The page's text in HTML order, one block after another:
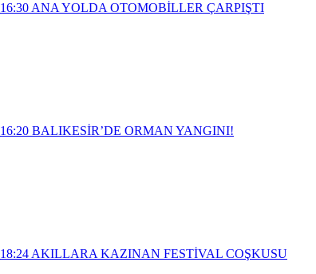
16:30 ANA YOLDA OTOMOBİLLER ÇARPIŞTI
16:20 BALIKESİR’DE ORMAN YANGINI!
18:24 AKILLARA KAZINAN FESTİVAL COŞKUSU